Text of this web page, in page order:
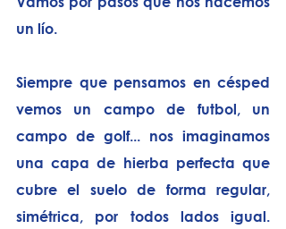
un lío.
Siempre que pensamos en césped
vemos un campo de futbol, un
campo de golf... nos imaginamos
una capa de hierba perfecta que
cubre el suelo de forma regular,
simétrica, por todos lados igual.